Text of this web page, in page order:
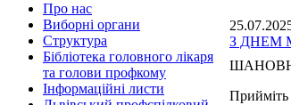
Про нас
Виборні органи
Структура
Бібліотека головного лікаря
та голови профкому
Інформаційні листи
З ДНЕМ
Прийміть